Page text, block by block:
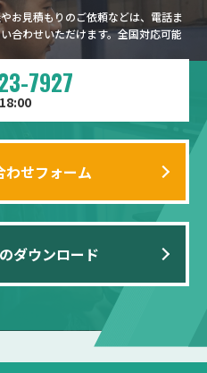
お見積もりのご依頼などは、電話ま
合わせいただけます。全国対応可能
7927
わせフォーム
ダウンロード